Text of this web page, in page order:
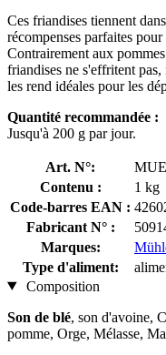
Ces friandises tiennent
récompenses parfaites
Contrairement aux
friandises ne s'effritent
les rend idéales pour les
Quantité recommandée :
Jusqu'à 200 g par jour.
Art. N°:
Contenu :
1 kg
Code-barres EAN :
Fabricant N° :
Marques:
Type d'aliment:
Composition
Son de blé, son d'avoine,
pomme, Orge, Mélasse,